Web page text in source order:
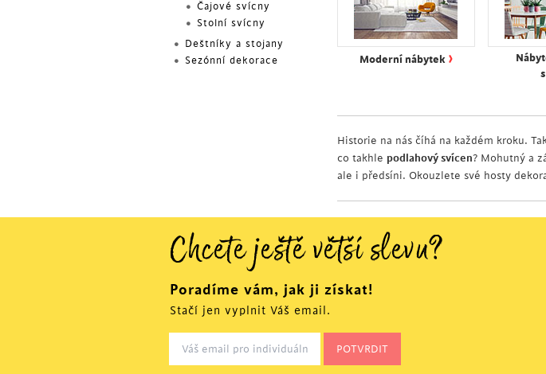
Moderní nábytek ›
Historie na nás číhá na každém kroku.
co takhle podlahový svícen? Mohutný a
ale i předsíni. Okouzlete své hosty
Čajové svícny
Stolní svícny
Deštníky a stojany
Sezónní dekorace
Chcete ještě větší slevu?
Poradíme vám, jak ji získat!
Stačí jen vyplnit Váš email.